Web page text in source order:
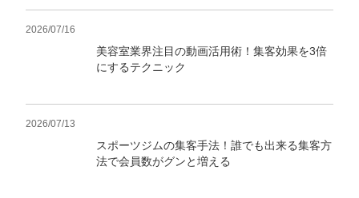
2026/07/16
美容室業界注目の動画活用術！集客効果を3倍
にするテクニック
2026/07/13
スポーツジムの集客手法！誰でも出来る集客方
法で会員数がグンと増える